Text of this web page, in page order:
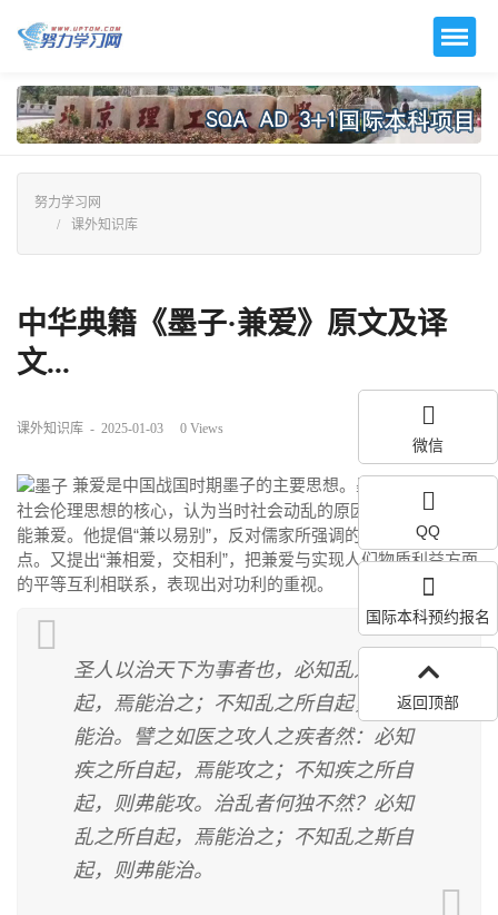
努力学习网
课外知识库
中华典籍《墨子·兼爱》原文及译
文...
课外知识库 - 2025-01-03 0 Views
兼爱是中国战国时期墨子的主要思想。墨子以兼爱为其
社会伦理思想的核心，认为当时社会动乱的原因就在于人们不
能兼爱。他提倡“兼以易别”，反对儒家所强调的“爱有差等”的观
点。又提出“兼相爱，交相利”，把兼爱与实现人们物质利益方面
的平等互利相联系，表现出对功利的重视。
圣人以治天下为事者也，必知乱之所自
起，焉能治之；不知乱之所自起，则不
能治。譬之如医之攻人之疾者然：必知
疾之所自起，焉能攻之；不知疾之所自
起，则弗能攻。治乱者何独不然？必知
乱之所自起，焉能治之；不知乱之斯自
起，则弗能治。
微信
QQ
国际本科预约报名
返回顶部